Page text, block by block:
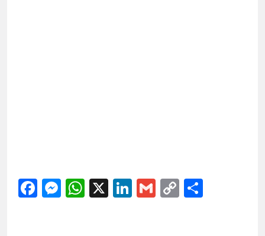
Facebook
Messenger
WhatsApp
X LinkedIn
Gmail
Copy